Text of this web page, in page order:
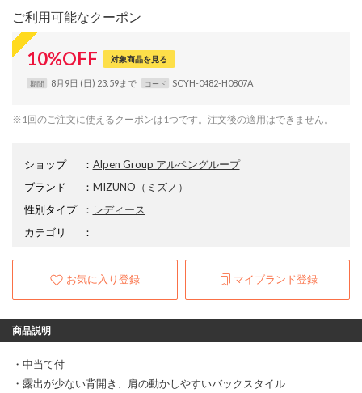
ご利用可能なクーポン
10%OFF 対象商品を見る
期間 8月9日 (日) 23:59まで コード SCYH-0482-H0807A
※1回のご注文に使えるクーポンは1つです。注文後の適用はできません。
ショップ ： Alpen Group アルペングループ
ブランド
： MIZUNO （ミズノ）
性別タイプ
： レディース
カテゴリ
：
お気に入り登録 マイブランド登録
商品説明
・中当て付
・露出が少ない背開き、肩の動かしやすいバックスタイル